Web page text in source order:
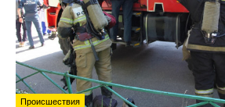
Происшествия